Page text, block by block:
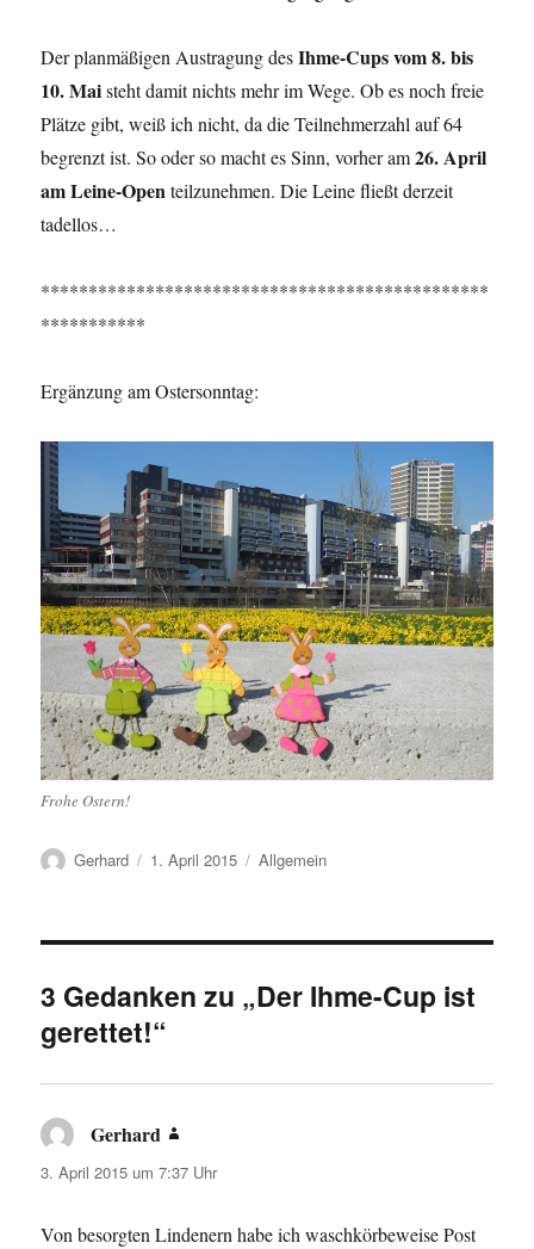
Der planmäßigen Austragung desIhme-Cups vom 8. bis
10. Maisteht damit nichts mehr im Wege. Ob es noch freie
Plätze gibt, weiß ich nicht, da die Teilnehmerzahl auf 64
begrenzt ist. So oder so macht es Sinn, vorher am26. April
am Leine-Openteilzunehmen. Die Leine fließt derzeit
tadellos…
***********************************************
***********
Ergänzung am Ostersonntag:
Frohe Ostern!
Autor
Gerhard
Veröffentlicht
1. April 2015 Kategorien
Allgemein
3 Gedanken zu „Der Ihme-Cup ist
gerettet!“
Gerhard
3. April 2015 um 7:37 Uhr
Von besorgten Lindenern habe ich waschkörbeweise Post